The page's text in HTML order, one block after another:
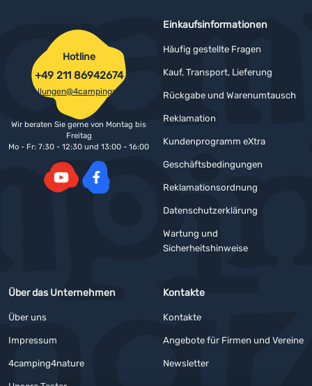
Einkaufsinformationen
Häufig gestellte Fragen
Kauf, Transport, Lieferung
Rückgabe und Warenumtausch
Reklamation
Kundenprogramm eXtra
Geschäftsbedingungen
Reklamationsordnung
Datenschutzerklärung
Wartung und
Sicherheitshinweise
Über das Unternehmen
Über uns
Impressum
4camping4nature
Kontakte
Kontakte
Angebote für Firmen und Vereine
Newsletter
Hotline
+49 211 86942674
bestellungen@4campingshop.de
Wir beraten Sie gerne von Montag bis
Freitag
Mo - Fr: 7:30 - 12:30 und 13:00 - 16:00